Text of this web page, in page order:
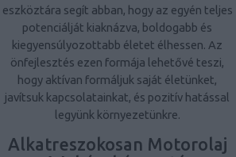
eszköztára segít abban, hogy az egyén teljes
potenciálját kiaknázva, boldogabb és
kiegyensúlyozottabb életet élhessen. Az
önfejlesztés ezen formája lehetővé teszi,
hogy aktívan formáljuk saját életünket,
javítsuk kapcsolatainkat, és pozitív hatással
legyünk környezetünkre.
Alkatreszokosan Motorolaj